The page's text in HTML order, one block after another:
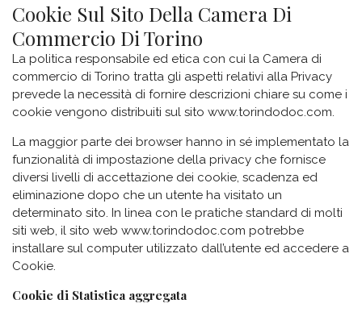
Cookie Sul Sito Della Camera Di
Commercio Di Torino
La politica responsabile ed etica con cui la Camera di
commercio di Torino tratta gli aspetti relativi alla Privacy
prevede la necessità di fornire descrizioni chiare su come i
cookie vengono distribuiti sul sito www.torindodoc.com.
La maggior parte dei browser hanno in sé implementato la
funzionalità di impostazione della privacy che fornisce
diversi livelli di accettazione dei cookie, scadenza ed
eliminazione dopo che un utente ha visitato un
determinato sito. In linea con le pratiche standard di molti
siti web, il sito web www.torindodoc.com potrebbe
installare sul computer utilizzato dall’utente ed accedere a
Cookie.
Cookie di Statistica aggregata